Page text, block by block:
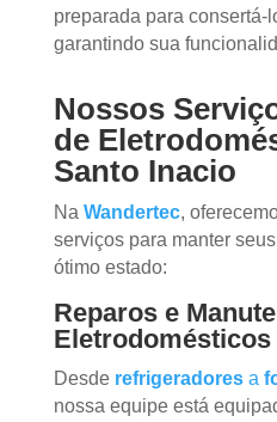
preparada para consertá-
garantindo sua
Nossos
de
Santo Inacio
Na Wandertec,
serviços para manter
ótimo estado:
Reparos e
Eletrodomésticos
Desde refrigeradoresa
nossa equipe está